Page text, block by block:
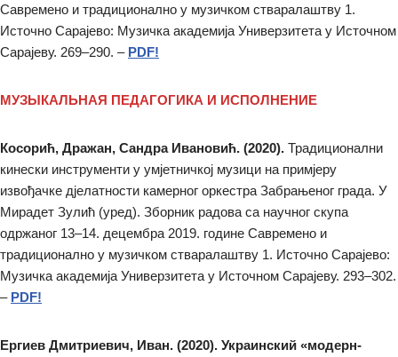
Савремено и традиционално у музичком стваралаштву 1.
Источно Сарајево: Музичка академија Универзитета у Источном
Сарајеву. 269–290. – PDF!
МУЗЫКАЛЬНАЯ ПЕДАГОГИКА И ИСПОЛНЕНИЕ
Косорић, Дражан, Сандра Ивановић. (2020). Традиционални
кинески инструменти у умјетничкој музици на примјеру
извођачке дјелатности камерног оркестра Забрањеног града. У
Мирадет Зулић (уред). Зборник радова са научног скупа
одржаног 13–14. децембра 2019. године Савремено и
традиционално у музичком стваралаштву 1. Источно Сарајево:
Музичка академија Универзитета у Источном Сарајеву. 293–302.
– PDF!
Ергиев Дмитриевич, Иван. (2020). Украинский «модерн-